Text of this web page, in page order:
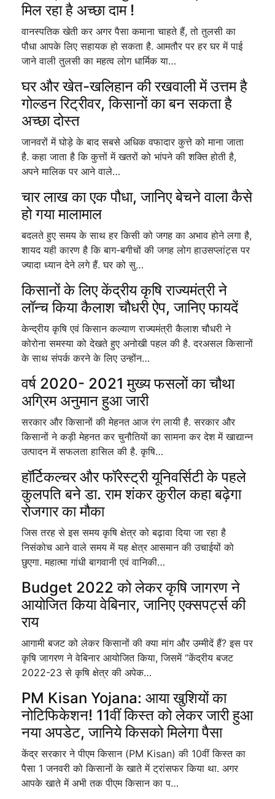
मिल रहा है अच्छा दाम !
वानस्पतिक खेती कर अगर पैसा कमाना चाहते हैं, तो तुलसी का
पौधा आपके लिए सहायक हो सकता है. आमतौर पर हर घर में पाई
जाने वाली तुलसी का महत्व लोग धार्मिक या…
घर और खेत-खलिहान की रखवाली में उत्तम है
गोल्डन रिट्रीवर, किसानों का बन सकता है
अच्छा दोस्त
जानवरों में घोड़े के बाद सबसे अधिक वफादार कुत्ते को माना जाता
है. कहा जाता है कि कुत्तों में खतरों को भांपने की शक्ति होती है,
अपने मालिक पर आने वाले…
चार लाख का एक पौधा, जानिए बेचने वाला कैसे
हो गया मालामाल
बदलते हुए समय के साथ हर किसी को जगह का अभाव होने लगा है,
शायद यही कारण है कि बाग-बगीचों की जगह लोग हाउसप्लांट्स पर
ज्यादा ध्यान देने लगे हैं. घर को सु…
किसानों के लिए केंद्रीय कृषि राज्यमंत्री ने
लॉन्च किया कैलाश चौधरी ऐप, जानिए फायदें
केन्द्रीय कृषि एवं किसान कल्याण राज्यमंत्री कैलाश चौधरी ने
कोरोना समस्या को देखते हुए अनोखी पहल की है. दरअसल किसानों
के साथ संपर्क करने के लिए उन्होंन…
वर्ष 2020- 2021 मुख्य फसलों का चौथा
अग्रिम अनुमान हुआ जारी
सरकार और किसानों की मेहनत आज रंग लायी है. सरकार और
किसानों ने कड़ी मेहनत कर चुनौतियों का सामना कर देश में खाद्यान्न
उत्पादन में सफलता हासिल की है. कृषि…
हॉर्टिकल्चर और फॉरेस्ट्री यूनिवर्सिटी के पहले
कुलपति बने डा. राम शंकर कुरील कहा बढ़ेगा
रोजगार का मौका
जिस तरह से इस समय कृषि क्षेत्र को बढ़ावा दिया जा रहा है
निसंकोच आने वाले समय में यह क्षेत्र आसमान की उचाईयों को
छुएगा. महात्मा गांधी बागवानी एवं वानिकी…
Budget 2022 को लेकर कृषि जागरण ने
आयोजित किया वेबिनार, जानिए एक्सपर्ट्स की
राय
आगामी बजट को लेकर किसानों की क्या मांग और उम्मीदें हैं? इस पर
कृषि जागरण ने वेबिनार आयोजित किया, जिसमें “केंद्रीय बजट
2022-23 से कृषि क्षेत्र की अपेक…
PM Kisan Yojana: आया खुशियों का
नोटिफिकेशन! 11वीं किस्त को लेकर जारी हुआ
नया अपडेट, जानिये किसको मिलेगा पैसा
केंद्र सरकार ने पीएम किसान (PM Kisan) की 10वीं किस्त का
पैसा 1 जनवरी को किसानों के खाते में ट्रांसफर किया था. अगर
आपके खाते में अभी तक पीएम किसान का प…